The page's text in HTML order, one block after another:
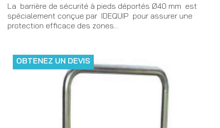
La barrière de sécurité à pieds déportés Ø40 mm est
spécialement conçue par IDEQUIP pour assurer une
protection efficace des zones...
OBTENEZ UN DEVIS